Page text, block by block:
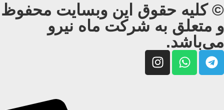
© کلیه حقوق این وبسایت محفوظ
و متعلق به شرکت ماه نیرو
می‌باشد.